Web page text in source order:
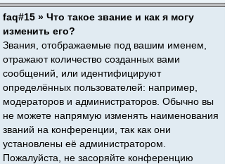
faq#15 » Что такое звание и как я могу
изменить его?
Звания, отображаемые под вашим именем,
отражают количество созданных вами
сообщений, или идентифицируют
определённых пользователей: например,
модераторов и администраторов. Обычно вы
не можете напрямую изменять наименования
званий на конференции, так как они
установлены её администратором.
Пожалуйста, не засоряйте конференцию